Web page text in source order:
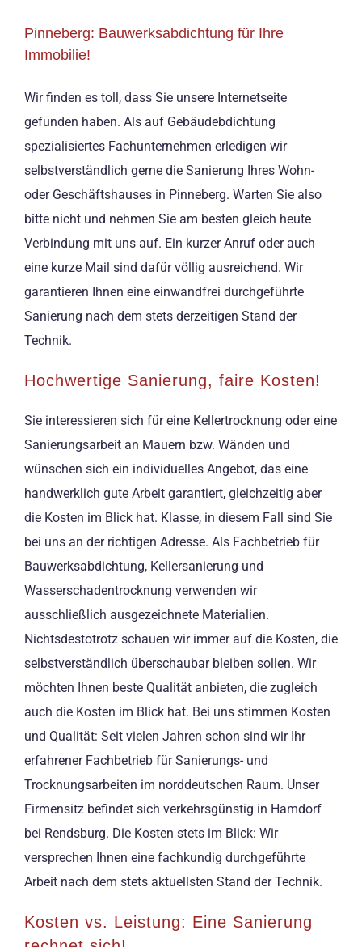
Pinneberg: Bauwerksabdichtung für Ihre
Immobilie!
Wir finden es toll, dass Sie unsere Internetseite
gefunden haben. Als auf Gebäudebdichtung
spezialisiertes Fachunternehmen erledigen wir
selbstverständlich gerne die Sanierung Ihres Wohn-
oder Geschäftshauses in Pinneberg. Warten Sie also
bitte nicht und nehmen Sie am besten gleich heute
Verbindung mit uns auf. Ein kurzer Anruf oder auch
eine kurze Mail sind dafür völlig ausreichend. Wir
garantieren Ihnen eine einwandfrei durchgeführte
Sanierung nach dem stets derzeitigen Stand der
Technik.
Hochwertige Sanierung, faire Kosten!
Sie interessieren sich für eine Kellertrocknung oder eine
Sanierungsarbeit an Mauern bzw. Wänden und
wünschen sich ein individuelles Angebot, das eine
handwerklich gute Arbeit garantiert, gleichzeitig aber
die Kosten im Blick hat. Klasse, in diesem Fall sind Sie
bei uns an der richtigen Adresse. Als Fachbetrieb für
Bauwerksabdichtung, Kellersanierung und
Wasserschadentrocknung verwenden wir
ausschließlich ausgezeichnete Materialien.
Nichtsdestotrotz schauen wir immer auf die Kosten, die
selbstverständlich überschaubar bleiben sollen. Wir
möchten Ihnen beste Qualität anbieten, die zugleich
auch die Kosten im Blick hat. Bei uns stimmen Kosten
und Qualität: Seit vielen Jahren schon sind wir Ihr
erfahrener Fachbetrieb für Sanierungs- und
Trocknungsarbeiten im norddeutschen Raum. Unser
Firmensitz befindet sich verkehrsgünstig in Hamdorf
bei Rendsburg. Die Kosten stets im Blick: Wir
versprechen Ihnen eine fachkundig durchgeführte
Arbeit nach dem stets aktuellsten Stand der Technik.
Kosten vs. Leistung: Eine Sanierung